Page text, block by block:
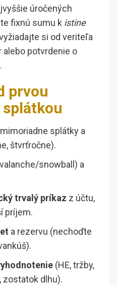
úročených
fixnú sumu k istine
si od veriteľa
alebo potvrdenie o
prvou
splátky a
štvrťročne).
snowball) a
trvalý príkaz z účtu,
príjem.
a rezervu (nechoďte
(HE, tržby,
zostatok dlhu).